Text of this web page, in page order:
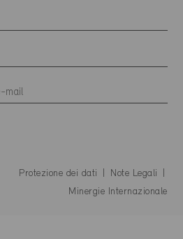
Protezione dei dati
Note Legali
Minergie Internazionale